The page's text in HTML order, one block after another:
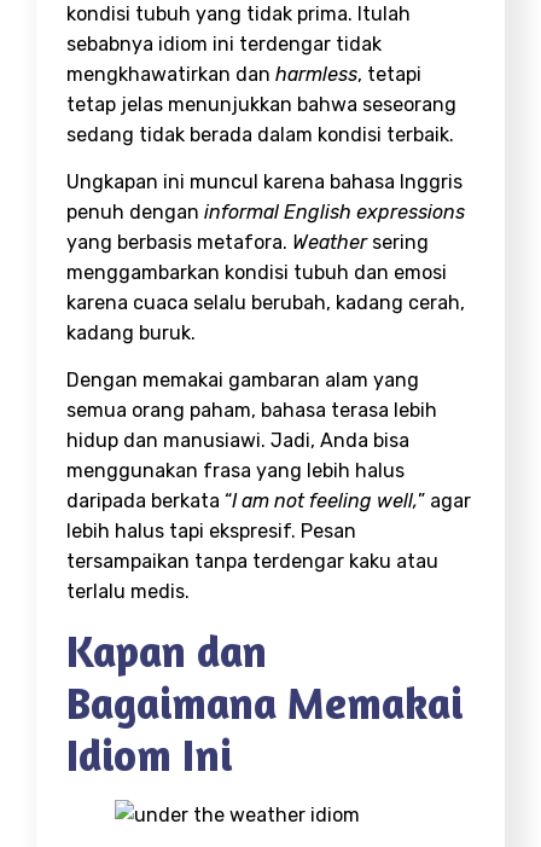
kondisi tubuh yang tidak prima. Itulah
sebabnya idiom ini terdengar tidak
mengkhawatirkan dan harmless, tetapi
tetap jelas menunjukkan bahwa seseorang
sedang tidak berada dalam kondisi terbaik.
Ungkapan ini muncul karena bahasa Inggris
penuh dengan informal English expressions
yang berbasis metafora. Weather sering
menggambarkan kondisi tubuh dan emosi
karena cuaca selalu berubah, kadang cerah,
kadang buruk.
Dengan memakai gambaran alam yang
semua orang paham, bahasa terasa lebih
hidup dan manusiawi. Jadi, Anda bisa
menggunakan frasa yang lebih halus
daripada berkata “I am not feeling well,” agar
lebih halus tapi ekspresif. Pesan
tersampaikan tanpa terdengar kaku atau
terlalu medis.
Kapan dan
Bagaimana Memakai
Idiom Ini